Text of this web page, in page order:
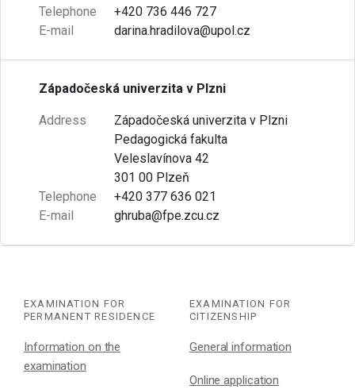
Telephone
+420 736 446 727
E-mail
darina.hradilova@upol.cz
Západočeská univerzita v Plzni
Address
Západočeská univerzita v Plzni
Pedagogická fakulta
Veleslavínova 42
301 00 Plzeň
Telephone
+420 377 636 021
E-mail
ghruba@fpe.zcu.cz
EXAMINATION FOR
PERMANENT RESIDENCE
Information on the
examination
EXAMINATION FOR
CITIZENSHIP
General information
Online application